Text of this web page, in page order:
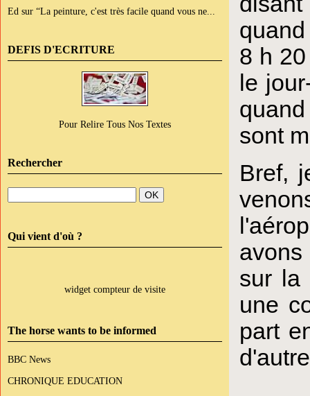
Ed sur “La peinture, c'est très facile quand vous ne...
DEFIS D'ECRITURE
Pour Relire Tous Nos Textes
Rechercher
Qui vient d'où ?
widget compteur de visite
The horse wants to be informed
BBC News
CHRONIQUE EDUCATION
8 h
le
sont
Bref,
avons
sur la
une
part